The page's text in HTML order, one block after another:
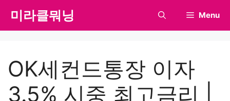
content
미라클뭐닝 Menu
OK세컨드통장 이자
3.5% 시중 최고금리 |